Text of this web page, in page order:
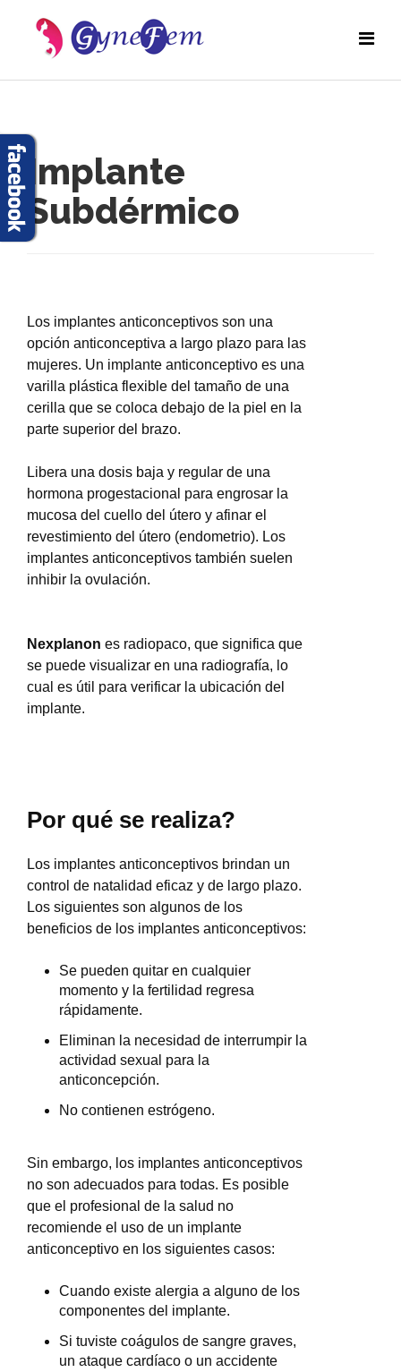
Implante
Subdérmico
Los implantes anticonceptivos son una
opción anticonceptiva a largo plazo para las
mujeres. Un implante anticonceptivo es una
varilla plástica flexible del tamaño de una
cerilla que se coloca debajo de la piel en la
parte superior del brazo.
Libera una dosis baja y regular de una
hormona progestacional para engrosar la
mucosa del cuello del útero y afinar el
revestimiento del útero (endometrio). Los
implantes anticonceptivos también suelen
inhibir la ovulación.
Nexplanon es radiopaco, que significa que
se puede visualizar en una radiografía, lo
cual es útil para verificar la ubicación del
implante.
Por qué se realiza?
Los implantes anticonceptivos brindan un
control de natalidad eficaz y de largo plazo.
Los siguientes son algunos de los
beneficios de los implantes anticonceptivos:
Se pueden quitar en cualquier
momento y la fertilidad regresa
rápidamente.
Eliminan la necesidad de interrumpir la
actividad sexual para la
anticoncepción.
No contienen estrógeno.
Sin embargo, los implantes anticonceptivos
no son adecuados para todas. Es posible
que el profesional de la salud no
recomiende el uso de un implante
anticonceptivo en los siguientes casos:
Cuando existe alergia a alguno de los
componentes del implante.
Si tuviste coágulos de sangre graves,
un ataque cardíaco o un accidente